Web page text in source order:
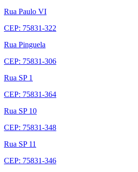
Rua Paulo VI
CEP: 75831-322
Rua Pinguela
CEP: 75831-306
Rua SP 1
CEP: 75831-364
Rua SP 10
CEP: 75831-348
Rua SP 11
CEP: 75831-346